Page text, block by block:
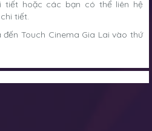
tiết hoặc các bạn có thể liên hệ
tiết.
Touch Cinema Gia Lai vào thứ